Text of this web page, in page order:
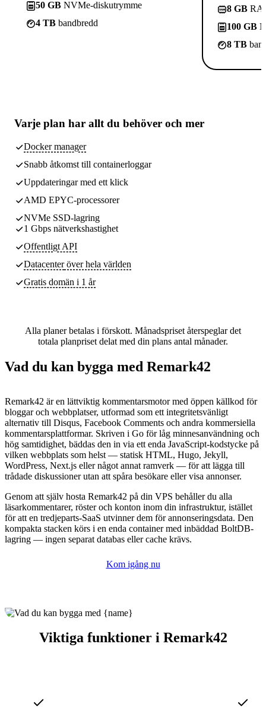
50 GB NVMe-diskutrymme
4 TB bandbredd
8 GB
100 GB
8 TB
Varje plan har allt du behöver och mer
Docker manager
Snabb åtkomst till containerloggar
Uppdateringar med ett klick
AMD EPYC-processorer
NVMe SSD-lagring
1 Gbps nätverkshastighet
Offentligt API
Datacenteröver hela världen
Gratis domän i 1 år
Alla planer betalas i förskott. Månadspriset återspeglar det
totala planpriset delat med din plans antal månader.
Vad du kan bygga med Remark42
Remark42 är en lättviktig kommentarsmotor med öppen källkod för
bloggar och webbplatser, utformad som ett integritetsvänligt
alternativ till Disqus, Facebook Comments och andra kommersiella
kommentarsplattformar. Skriven i Go för låg minnesanvändning och
hög samtidighet, bäddas den in via ett enda JavaScript-kodstycke på
vilken webbplats som helst — statisk HTML, Hugo, Jekyll,
WordPress, Next.js eller något annat ramverk — för att lägga till
trådade diskussioner utan att spåra besökare eller visa annonser.
Genom att själv hosta Remark42 på din VPS behåller du alla
läsarkommentarer, röster och konton inom din infrastruktur, istället
för att en tredjeparts-SaaS utvinner dem för annonseringsdata. Den
kompakta stacken körs i en enda container med inbäddad BoltDB-
lagring — ingen separat databas eller cache krävs.
Kom igång nu
Viktiga funktioner i Remark42